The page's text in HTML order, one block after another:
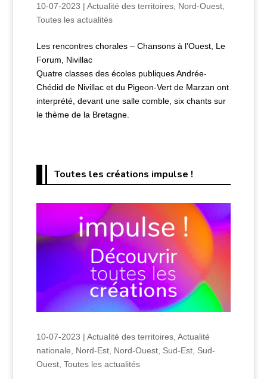
10-07-2023 | Actualité des territoires, Nord-Ouest,
Toutes les actualités
Les rencontres chorales – Chansons à l’Ouest, Le
Forum, Nivillac
Quatre classes des écoles publiques Andrée-
Chédid de Nivillac et du Pigeon-Vert de Marzan ont
interprété, devant une salle comble, six chants sur
le thème de la Bretagne.
Toutes les créations impulse !
10-07-2023 | Actualité des territoires, Actualité
nationale, Nord-Est, Nord-Ouest, Sud-Est, Sud-
Ouest, Toutes les actualités